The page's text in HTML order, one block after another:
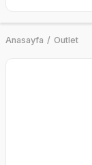
Anasayfa Outlet